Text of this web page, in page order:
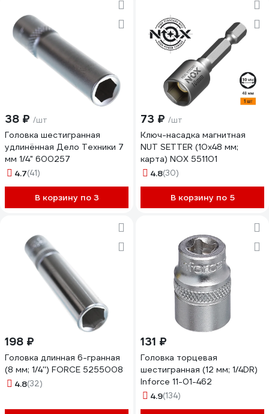
38 ₽ /шт
Головка шестигранная
удлинённая Дело Техники 7
мм 1/4" 600257
4.7(41)
В корзину по 3
73 ₽ /шт
Ключ-насадка магнитная
NUT SETTER (10x48 мм;
карта) NOX 551101
4.8(30)
В корзину по 5
198 ₽
Головка длинная 6-гранная
(8 мм; 1/4'') FORCE 5255008
4.8(32)
131 ₽
Головка торцевая
шестигранная (12 мм; 1/4DR)
Inforce 11-01-462
4.9(134)